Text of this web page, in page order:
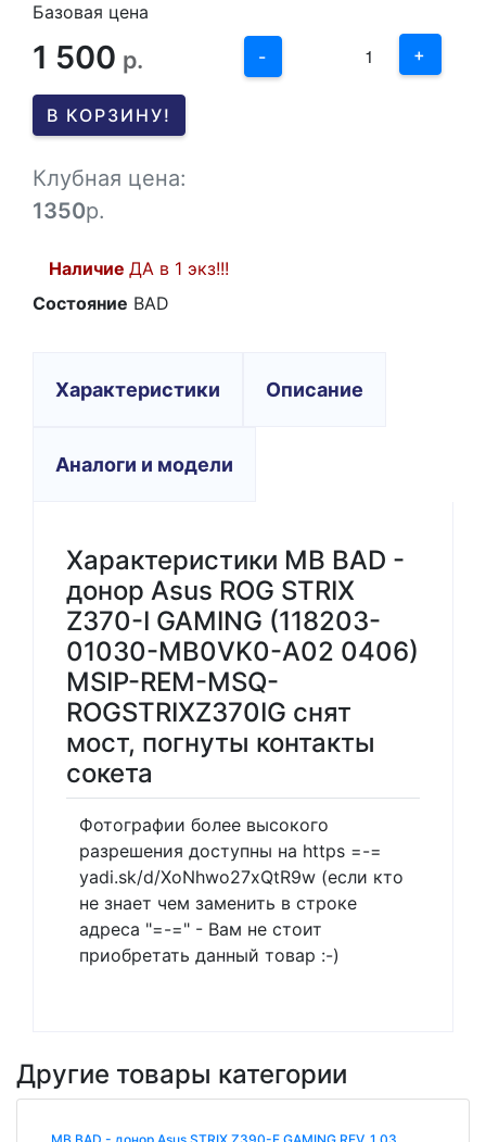
Базовая цена
1 500 р. -
1
+
В КОРЗИНУ!
Клубная цена:
1350р.
Наличие ДА в 1 экз!!!
Состояние BAD
Характеристики Описание
Аналоги и модели
Характеристики MB BAD -
донор Asus ROG STRIX
Z370-I GAMING (118203-
01030-MB0VK0-A02 0406)
MSIP-REM-MSQ-
ROGSTRIXZ370IG снят
мост, погнуты контакты
сокета
Фотографии более высокого
разрешения доступны на https =-=
yadi.sk/d/XoNhwo27xQtR9w (если кто
не знает чем заменить в строке
адреса "=-=" - Вам не стоит
приобретать данный товар :-)
Другие товары категории